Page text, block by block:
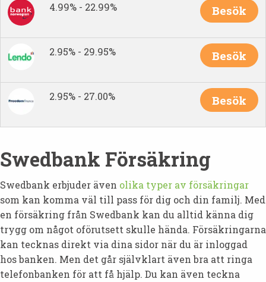
4.99% - 22.99% Besök
2.95% - 29.95% Besök
2.95% - 27.00% Besök
Swedbank Försäkring
Swedbank erbjuder även olika typer av försäkringar
som kan komma väl till pass för dig och din familj. Med
en försäkring från Swedbank kan du alltid känna dig
trygg om något oförutsett skulle hända. Försäkringarna
kan tecknas direkt via dina sidor när du är inloggad
hos banken. Men det går självklart även bra att ringa
telefonbanken för att få hjälp. Du kan även teckna